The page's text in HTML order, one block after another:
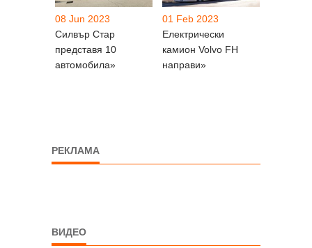
08 Jun 2023
Силвър Стар
представя 10
автомобила»
01 Feb 2023
Електрически
камион Volvo FH
направи»
РЕКЛАМА
ВИДЕО